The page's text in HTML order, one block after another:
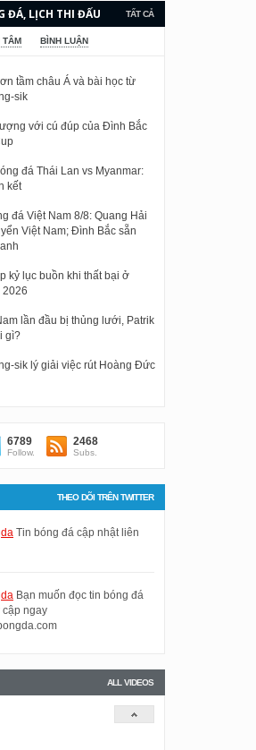
TẤT CẢ
ĐÁ, LỊCH THI ĐẤU
LIÊN TỤC.
TÂM BÌNH LUẬN
tầm châu Á và bài học từ
sik
với cú đúp của Đình Bắc
đá Thái Lan vs Myanmar:
kết
đá Việt Nam 8/8: Quang Hải
Việt Nam; Đình Bắc sẵn
kỷ lục buồn khi thất bại ở
2026
lần đầu bị thủng lưới, Patrik
gì?
sik lý giải việc rút Hoàng Đức
6789
Follow.
2468
Subs.
THEO DÕI TRÊN TWITTER
Tin bóng đá cập nhật liên
Bạn muốn đọc tin bóng đá
cập ngay
ALL VIDEOS